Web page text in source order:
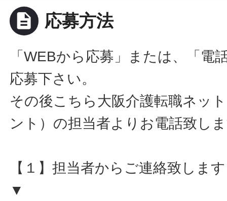
description 応募方法
「WEBから応募」または、「電
応募下さい。
その後こちら大阪介護転職ネッ
ント）の担当者よりお電話致し
【１】担当者からご連絡致します
▼